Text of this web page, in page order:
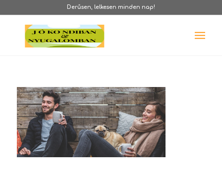
Derűsen, lelkesen minden nap!